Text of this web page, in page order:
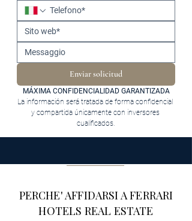
Enviar solicitud
MÁXIMA CONFIDENCIALIDAD GARANTIZADA
La información será tratada de forma confidencial
y compartida únicamente con inversores
cualificados.
PERCHE' AFFIDARSI A FERRARI
HOTELS REAL ESTATE